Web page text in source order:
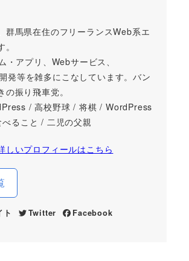
群馬県在住のフリーランスWeb系エ
・アプリ、Webサービス、
発等を雑多にこなしています。バン
の振り飛車党。
/ 高校野球 / 将棋 / WordPress
ること / 二児の父親
しいプロフィールはこちら
ト Twitter Facebook